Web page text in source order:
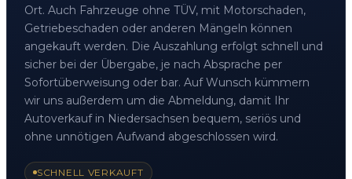
Ort. Auch Fahrzeuge ohne TÜV, mit Motorschaden,
Getriebeschaden oder anderen Mängeln können
angekauft werden. Die Auszahlung erfolgt schnell und
sicher bei der Übergabe, je nach Absprache per
Sofortüberweisung oder bar. Auf Wunsch kümmern
wir uns außerdem um die Abmeldung, damit Ihr
Autoverkauf in Niedersachsen bequem, seriös und
ohne unnötigen Aufwand abgeschlossen wird.
SCHNELL VERKAUFT